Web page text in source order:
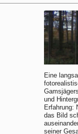
Eine
und
Erfahrung:
das Bild
seiner